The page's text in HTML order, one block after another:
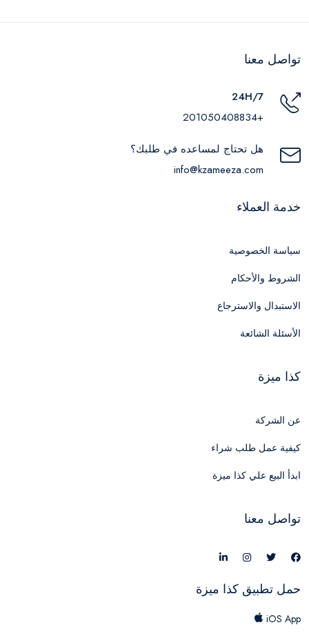
تواصل معنا
24H/7
+201050408834
هل تحتاج لمساعده في طلبك؟
info@kzameeza.com
خدمة العملاء
سياسة الخصوصية
الشروط والأحكام
الاستبدال والاسترجاع
الأسئلة الشائعة
كذا ميزة
عن الشركة
كيفية عمل طلب شراء
ابدأ البيع علي كذا ميزة
تواصل معنا
حمل تطبيق كذا ميزة
iOS App